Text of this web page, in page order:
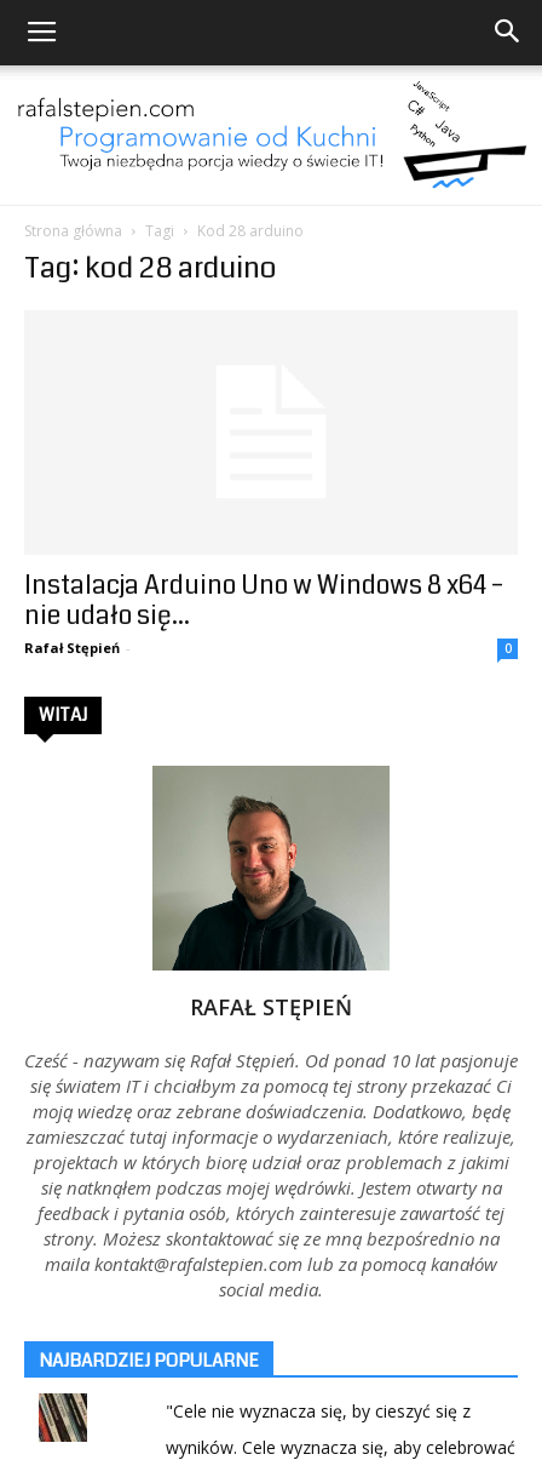
Programowanie
–
Stępień
Strona główna Tagi Kod 28 arduino
Tag: kod 28 arduino
Instalacja Arduino Uno w Windows 8 x64 –
nie udało się...
Rafał Stępień - 0
WITAJ
RAFAŁ STĘPIEŃ
Cześć - nazywam się Rafał Stępień. Od ponad 10 lat pasjonuje
się światem IT i chciałbym za pomocą tej strony przekazać Ci
moją wiedzę oraz zebrane doświadczenia. Dodatkowo, będę
zamieszczać tutaj informacje o wydarzeniach, które realizuje,
projektach w których biorę udział oraz problemach z jakimi
się natknąłem podczas mojej wędrówki. Jestem otwarty na
feedback i pytania osób, których zainteresuje zawartość tej
strony. Możesz skontaktować się ze mną bezpośrednio na
maila kontakt@rafalstepien.com lub za pomocą kanałów
social media.
NAJBARDZIEJ POPULARNE
"Cele nie wyznacza się, by cieszyć się z
wyników. Cele wyznacza się, aby celebrować